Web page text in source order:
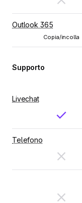
Outlook 365
Copia/incolla
Supporto
Livechat
Telefono